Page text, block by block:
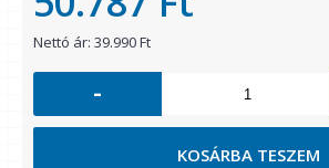
Nettó ár: 39.990 Ft
-
KOSÁRBA TESZEM